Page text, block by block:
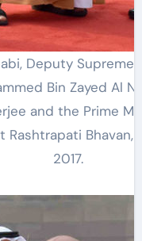
Deputy Supreme
Bin Zayed Al
and the Prime
Bhavan,
2017.